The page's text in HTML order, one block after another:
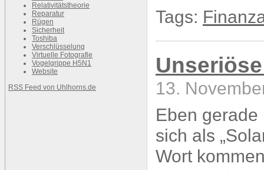
Relativitätstheorie
Reparatur
Rügen
Sicherheit
Toshiba
Verschlüsselung
Virtuelle Fotografie
Vogelgrippe H5N1
Website
RSS Feed von Uhlhorns.de
Tags:
13.
Eben
sich als
Wort